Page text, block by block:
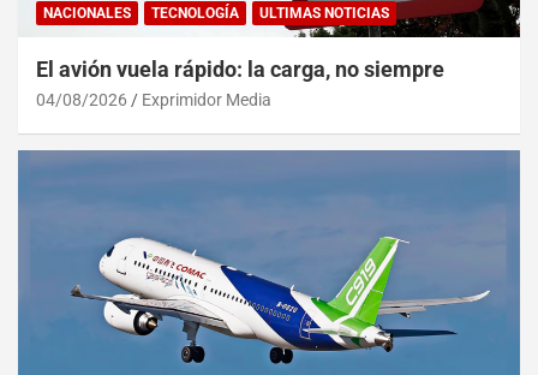
NACIONALES
TECNOLOGÍA ULTIMAS NOTICIAS
El avión vuela rápido: la carga, no siempre
04/08/2026 Exprimidor Media